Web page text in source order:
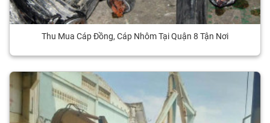
Thu Mua Cáp Đồng, Cáp Nhôm Tại Quận 8 Tận Nơi